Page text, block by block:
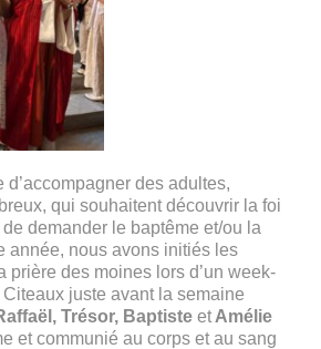
d’accompagner des adultes,
qui souhaitent découvrir la foi
demander le baptême et/ou la
année, nous avons initiés les
prière des moines lors d’un week-
Citeaux juste avant la semaine
Trésor, Baptiste et Amélie
et communié au corps et au sang